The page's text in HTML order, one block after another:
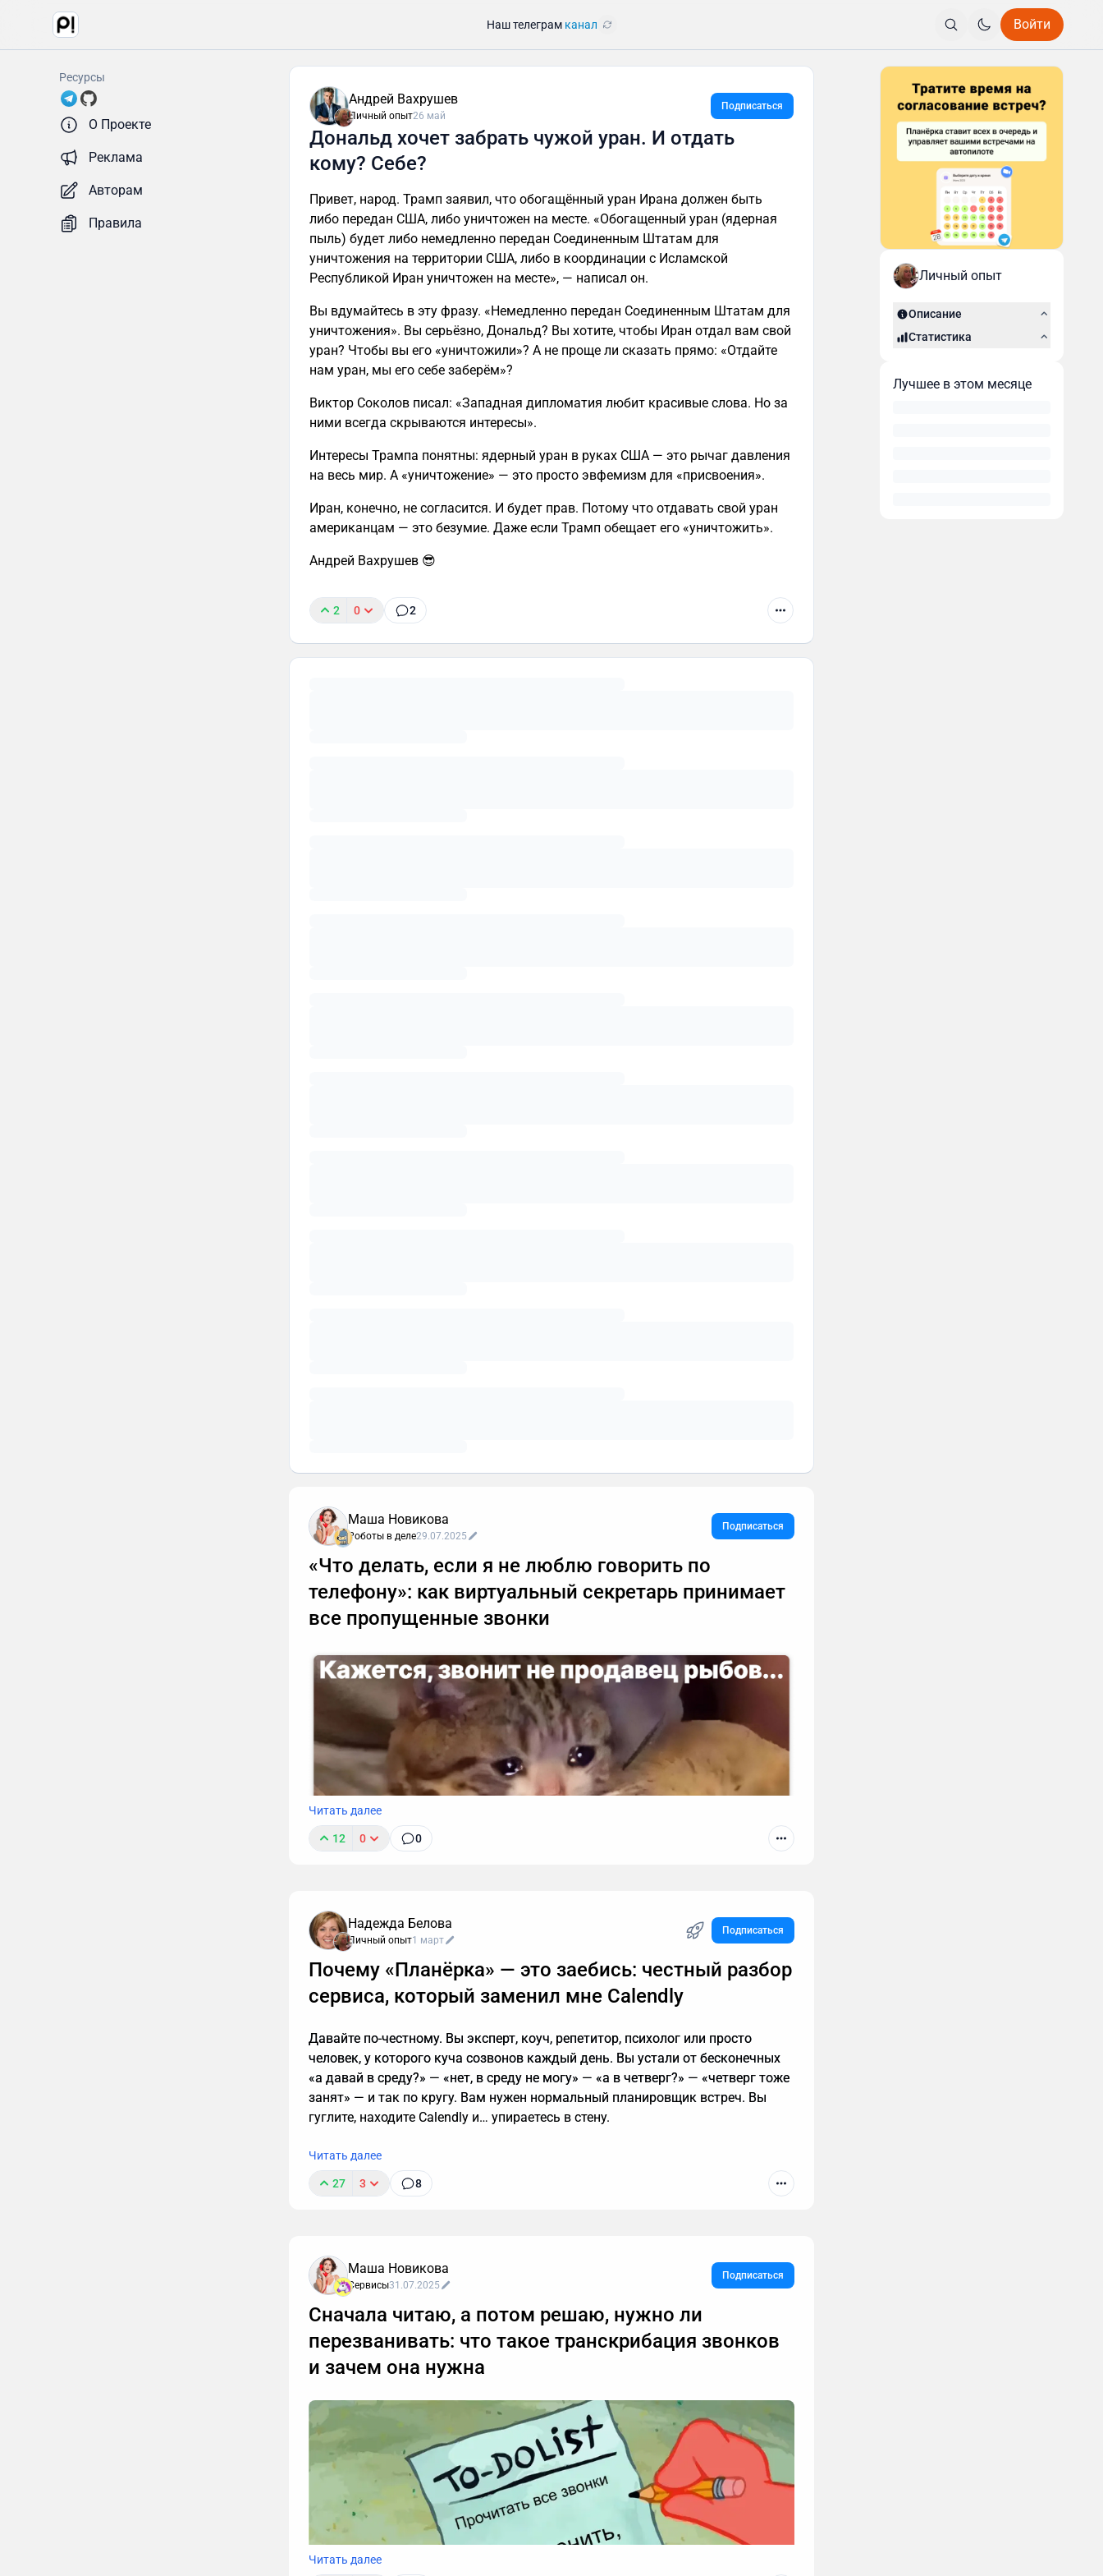
Наш телеграм канал Войти
Ресурсы
О Проекте
Реклама
Авторам
Правила
Андрей Вахрушев
Личный опыт26 май
Подписаться
Дональд хочет забрать чужой уран. И отдать
кому? Себе?
Привет, народ. Трамп заявил, что обогащённый уран Ирана должен быть
либо передан США, либо уничтожен на месте. «Обогащенный уран (ядерная
пыль) будет либо немедленно передан Соединенным Штатам для
уничтожения на территории США, либо в координации с Исламской
Республикой Иран уничтожен на месте», — написал он.
Вы вдумайтесь в эту фразу. «Немедленно передан Соединенным Штатам для
уничтожения». Вы серьёзно, Дональд? Вы хотите, чтобы Иран отдал вам свой
уран? Чтобы вы его «уничтожили»? А не проще ли сказать прямо: «Отдайте
нам уран, мы его себе заберём»?
Виктор Соколов писал: «Западная дипломатия любит красивые слова. Но за
ними всегда скрываются интересы».
Интересы Трампа понятны: ядерный уран в руках США — это рычаг давления
на весь мир. А «уничтожение» — это просто эвфемизм для «присвоения».
Иран, конечно, не согласится. И будет прав. Потому что отдавать свой уран
американцам — это безумие. Даже если Трамп обещает его «уничтожить».
Андрей Вахрушев 😎
2 0 2
Маша Новикова
Роботы в деле29.07.2025
Подписаться
«Что делать, если я не люблю говорить по
телефону»: как виртуальный секретарь принимает
все пропущенные звонки
К сожалению, звонок с незнакомого номера — это обычно спам. И вы не
обязаны тратить время, объясняя в десятый раз за день, что вам не
интересны кредиты, консультации и прочие услуги. Если вы тревожитесь
упустить действительно важный разговор, например, ждете курьера, то я
расскажу, почему стоит делегировать телефонные звонки мне.
Читать далее
12 0 0
Надежда Белова
Личный опыт1 март
Подписаться
Почему «Планёрка» — это заебись: честный разбор
сервиса, который заменил мне Calendly
Давайте по-честному. Вы эксперт, коуч, репетитор, психолог или просто
человек, у которого куча созвонов каждый день. Вы устали от бесконечных
«а давай в среду?» — «нет, в среду не могу» — «а в четверг?» — «четверг тоже
занят» — и так по кругу. Вам нужен нормальный планировщик встреч. Вы
гуглите, находите Calendly и… упираетесь в стену.
Читать далее
27 3 8
Маша Новикова
Сервисы31.07.2025
Подписаться
Сначала читаю, а потом решаю, нужно ли
перезванивать: что такое транскрибация звонков
и зачем она нужна
Читать далее
Личный опыт
Описание
Статистика
Лучшее в этом месяце